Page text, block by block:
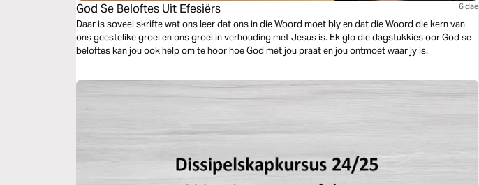
God Se Beloftes Uit Efesiërs 6 dae
Daar is soveel skrifte wat ons leer dat ons in die Woord moet bly en dat die Woord die kern van
ons geestelike groei en ons groei in verhouding met Jesus is. Ek glo die dagstukkies oor God se
beloftes kan jou ook help om te hoor hoe God met jou praat en jou ontmoet waar jy is.